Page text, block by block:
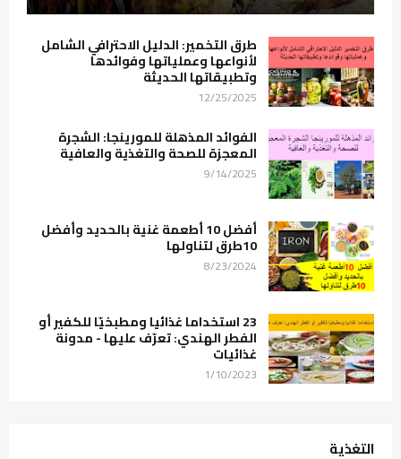
طرق التخمير: الدليل الاحترافي الشامل
لأنواعها وعملياتها وفوائدها
وتطبيقاتها الحديثة
12/25/2025
الفوائد المذهلة للمورينجا: الشجرة
المعجزة للصحة والتغذية والعافية
9/14/2025
أفضل 10 أطعمة غنية بالحديد وأفضل
10طرق لتناولها
8/23/2024
23 استخداما غذائيا ومطبخيّا للكفير أو
الفطر الهندي: تعرّف عليها - مدونة
غذائيات
1/10/2023
التغذية